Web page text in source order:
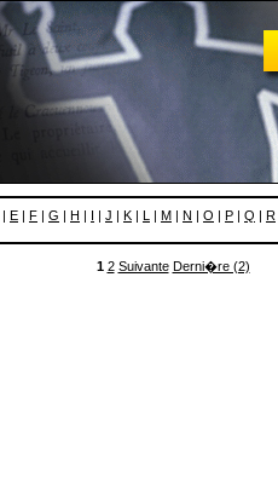
| E | F | G | H | I | J | K | L | M | N | O | P | Q | R
1 2 Suivante Derni�re (2)